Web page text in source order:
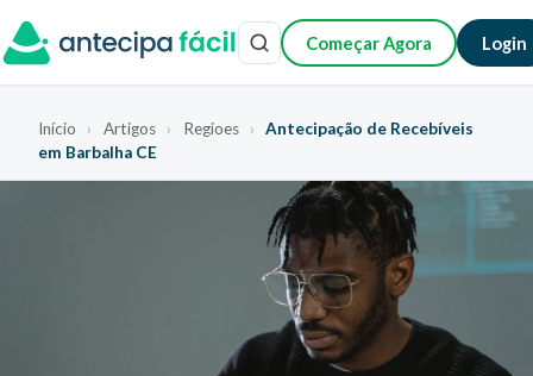
Começar Agora Login
Início › Artigos › Regioes ›
Antecipação de Recebíveis
em Barbalha CE